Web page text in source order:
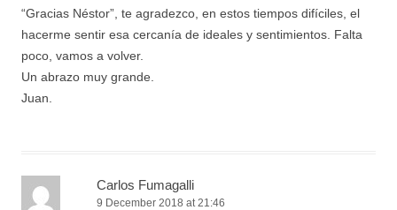
“Gracias Néstor”, te agradezco, en estos tiempos difíciles, el
hacerme sentir esa cercanía de ideales y sentimientos. Falta
poco, vamos a volver.
Un abrazo muy grande.
Juan.
Carlos Fumagalli
9 December 2018 at 21:46